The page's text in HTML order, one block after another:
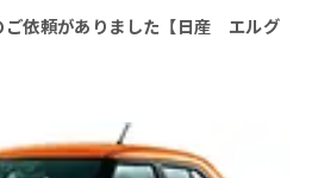
ご依頼がありました【日産 エルグ